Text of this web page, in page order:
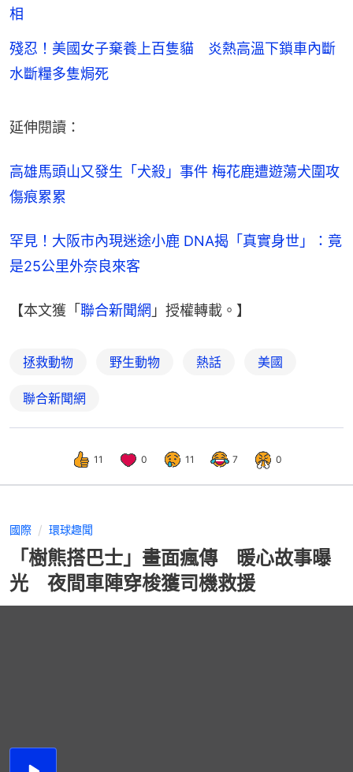
相
殘忍！美國女子棄養上百隻貓 炎熱高溫下鎖車內斷
水斷糧多隻焗死
延伸閱讀：
高雄馬頭山又發生「犬殺」事件 梅花鹿遭遊蕩犬圍攻
傷痕累累
罕見！大阪市內現迷途小鹿 DNA揭「真實身世」：竟
是25公里外奈良來客
【本文獲「 聯合新聞網 」授權轉載。】
拯救動物 野生動物 熱話 美國
聯合新聞網
11 0 11 7 0
國際 環球趣聞
「樹熊搭巴士」畫面瘋傳 暖心故事曝
光 夜間車陣穿梭獲司機救援